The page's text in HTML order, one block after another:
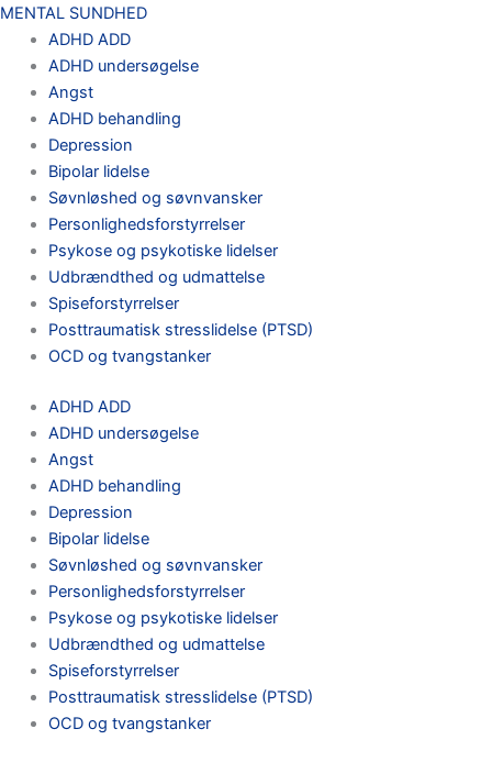
MENTAL SUNDHED
ADHD ADD
ADHD undersøgelse
Angst
ADHD behandling
Depression
Bipolar lidelse
Søvnløshed og søvnvansker
Personlighedsforstyrrelser
Psykose og psykotiske lidelser
Udbrændthed og udmattelse
Spiseforstyrrelser
Posttraumatisk stresslidelse (PTSD)
OCD og tvangstanker
ADHD ADD
ADHD undersøgelse
Angst
ADHD behandling
Depression
Bipolar lidelse
Søvnløshed og søvnvansker
Personlighedsforstyrrelser
Psykose og psykotiske lidelser
Udbrændthed og udmattelse
Spiseforstyrrelser
Posttraumatisk stresslidelse (PTSD)
OCD og tvangstanker